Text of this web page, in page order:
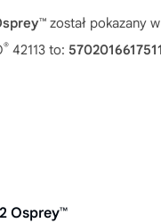
został pokazany
® 42113 to: 5702016617511
Osprey™